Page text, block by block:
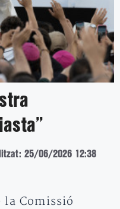
25/06/2026 12:38
la Comissió